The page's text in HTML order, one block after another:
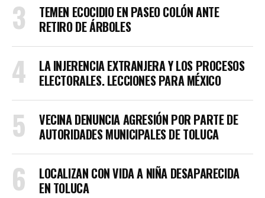
TEMEN ECOCIDIO EN PASEO COLÓN ANTE
RETIRO DE ÁRBOLES
LA INJERENCIA EXTRANJERA Y LOS PROCESOS
ELECTORALES. LECCIONES PARA MÉXICO
VECINA DENUNCIA AGRESIÓN POR PARTE DE
AUTORIDADES MUNICIPALES DE TOLUCA
LOCALIZAN CON VIDA A NIÑA DESAPARECIDA
EN TOLUCA